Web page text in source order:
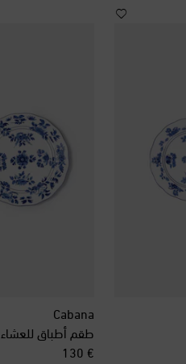
Cabana
طقم أطباق للعشاء Gloria عدد 2
€ 130
original price